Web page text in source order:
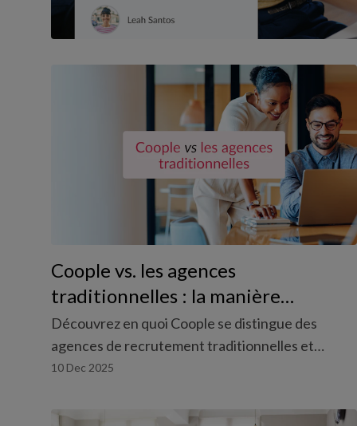
Coople vs. les agences
traditionnelles : la manière
intelligente de gérer vos équipes
Découvrez en quoi Coople se distingue des
agences de recrutement traditionnelles et
pourquoi les plateformes digitales offrent
10 Dec 2025